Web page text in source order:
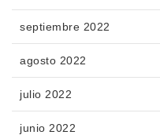
septiembre 2022
agosto 2022
julio 2022
junio 2022